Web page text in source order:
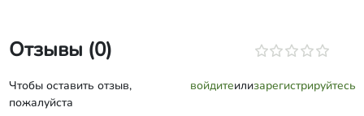
Отзывы (0)
Чтобы оставить отзыв,
пожалуйста
войдитеилизарегистрируйтесь